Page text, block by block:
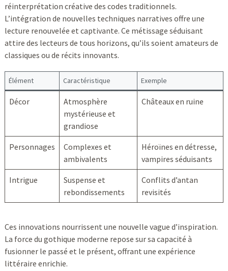
réinterprétation créative des codes traditionnels.
L’intégration de nouvelles techniques narratives offre une
lecture renouvelée et captivante. Ce métissage séduisant
attire des lecteurs de tous horizons, qu’ils soient amateurs de
classiques ou de récits innovants.
Élément Caractéristique Exemple
Décor
Atmosphère
mystérieuse et
grandiose
Châteaux en ruine
Personnages
Complexes et
ambivalents
Héroïnes en détresse,
vampires séduisants
Intrigue
Suspense et
rebondissements
Conflits d’antan
revisités
Ces innovations nourrissent une nouvelle vague d’inspiration.
La force du gothique moderne repose sur sa capacité à
fusionner le passé et le présent, offrant une expérience
littéraire enrichie.